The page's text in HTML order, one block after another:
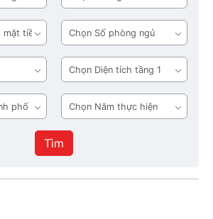
cách
thiết
kế
Số
phòng
ngủ
Diện
tích
tầng
1
Năm
thực
hiện
Tìm